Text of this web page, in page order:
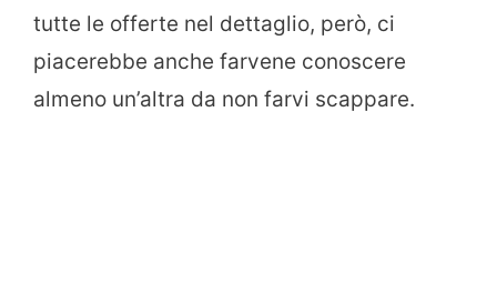
tutte le offerte nel dettaglio, però, ci
piacerebbe anche farvene conoscere
almeno un’altra da non farvi scappare.